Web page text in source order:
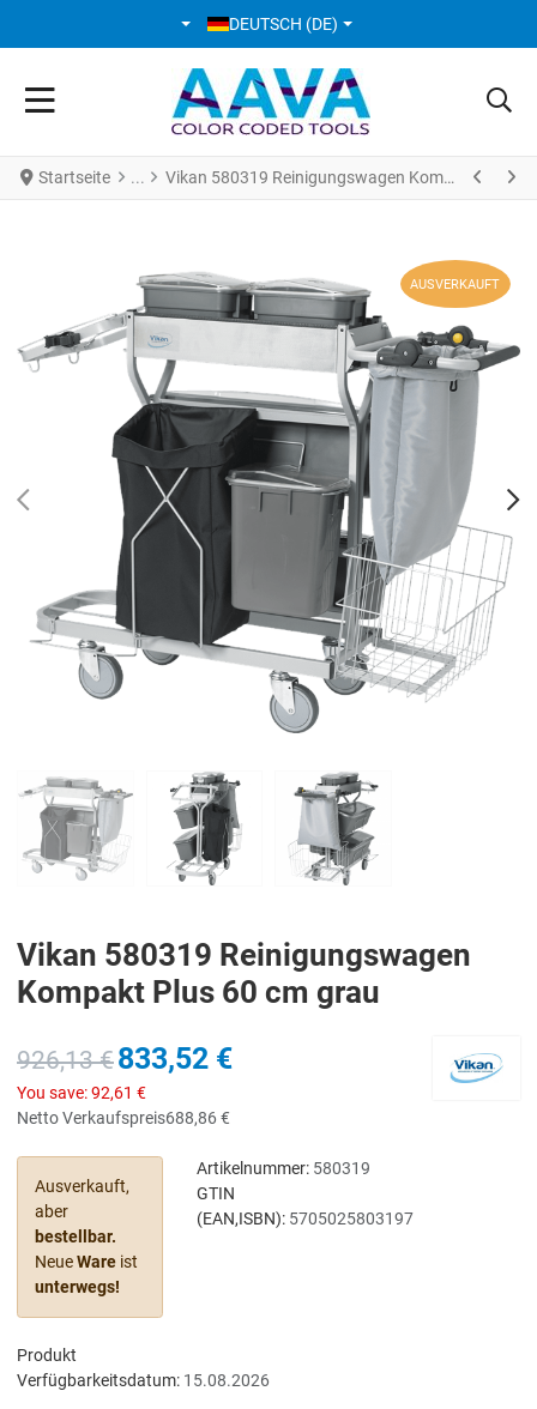
SPRACHE AUSWÄHLEN
DEUTSCH (DE)
Startseite Vikan 580319 Reinigungswagen Kompakt Plus 60 cm grau
AUSVERKAUFT
Vikan 580319 Reinigungswagen
Kompakt Plus 60 cm grau
926,13 €833,52 €
You save:92,61 €
Netto Verkaufspreis688,86 €
Ausverkauft,
aber
bestellbar.
NeueWare ist
unterwegs!
Produkt
Verfügbarkeitsdatum: 15.08.2026
Artikelnummer: 580319
GTIN
(EAN,ISBN): 5705025803197